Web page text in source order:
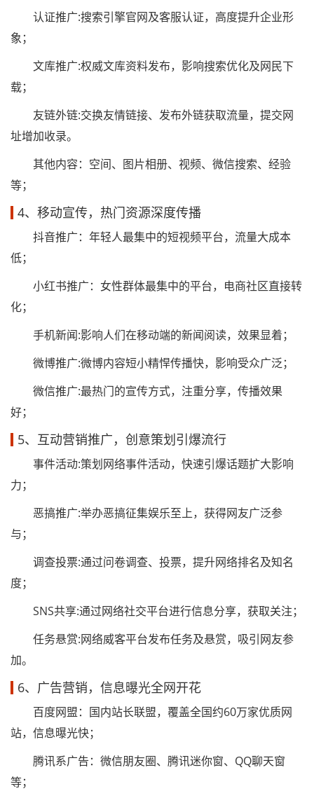
认证推广:搜索引擎官网及客服认证，高度提升企业形
象；
文库推广:权威文库资料发布，影响搜索优化及网民下
载；
友链外链:交换友情链接、发布外链获取流量，提交网
址增加收录。
其他内容：空间、图片相册、视频、微信搜索、经验
等；
4、移动宣传，热门资源深度传播
抖音推广：年轻人最集中的短视频平台，流量大成本
低；
小红书推广：女性群体最集中的平台，电商社区直接转
化；
手机新闻:影响人们在移动端的新闻阅读，效果显着；
微博推广:微博内容短小精悍传播快，影响受众广泛；
微信推广:最热门的宣传方式，注重分享，传播效果
好；
5、互动营销推广，创意策划引爆流行
事件活动:策划网络事件活动，快速引爆话题扩大影响
力；
恶搞推广:举办恶搞征集娱乐至上，获得网友广泛参
与；
调查投票:通过问卷调查、投票，提升网络排名及知名
度；
SNS共享:通过网络社交平台进行信息分享，获取关注；
任务悬赏:网络威客平台发布任务及悬赏，吸引网友参
加。
6、广告营销，信息曝光全网开花
百度网盟：国内站长联盟，覆盖全国约60万家优质网
站，信息曝光快；
腾讯系广告：微信朋友圈、腾讯迷你窗、QQ聊天窗
等；